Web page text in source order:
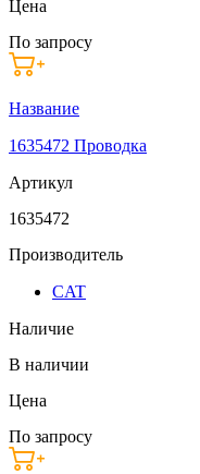
Цена
По запросу
Название
1635472 Проводка
Артикул
1635472
Производитель
CAT
Наличие
В наличии
Цена
По запросу